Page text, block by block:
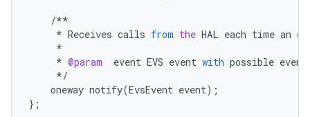
/**
* Receives calls from the HAL each time an
*
* @param event EVS event with possible event
*/
oneway notify(EvsEvent event);
};